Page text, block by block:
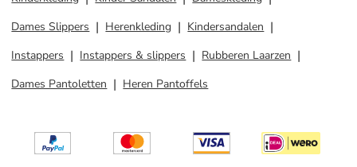
Dames Slippers
Herenkleding
Kindersandalen
Instappers
Instappers & slippers
Rubberen Laarzen
Dames Pantoletten
Heren Pantoffels